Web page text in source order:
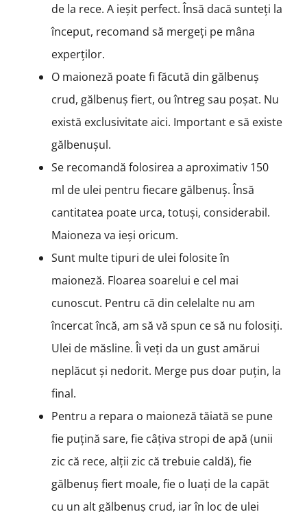
de la rece. A ieșit perfect. Însă dacă sunteți la
început, recomand să mergeți pe mâna
experților.
O maioneză poate fi făcută din gălbenuș
crud, gălbenuș fiert, ou întreg sau poșat. Nu
există exclusivitate aici. Important e să existe
gălbenușul.
Se recomandă folosirea a aproximativ 150
ml de ulei pentru fiecare gălbenuș. Însă
cantitatea poate urca, totuși, considerabil.
Maioneza va ieși oricum.
Sunt multe tipuri de ulei folosite în
maioneză. Floarea soarelui e cel mai
cunoscut. Pentru că din celelalte nu am
încercat încă, am să vă spun ce să nu folosiți.
Ulei de măsline. Îi veți da un gust amărui
neplăcut și nedorit. Merge pus doar puțin, la
final.
Pentru a repara o maioneză tăiată se pune
fie puțină sare, fie câțiva stropi de apă (unii
zic că rece, alții zic că trebuie caldă), fie
gălbenuș fiert moale, fie o luați de la capăt
cu un alt gălbenuș crud, iar în loc de ulei